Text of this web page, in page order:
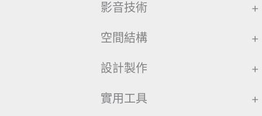
影音技術 +
空間結構 +
設計製作 +
實用工具 +